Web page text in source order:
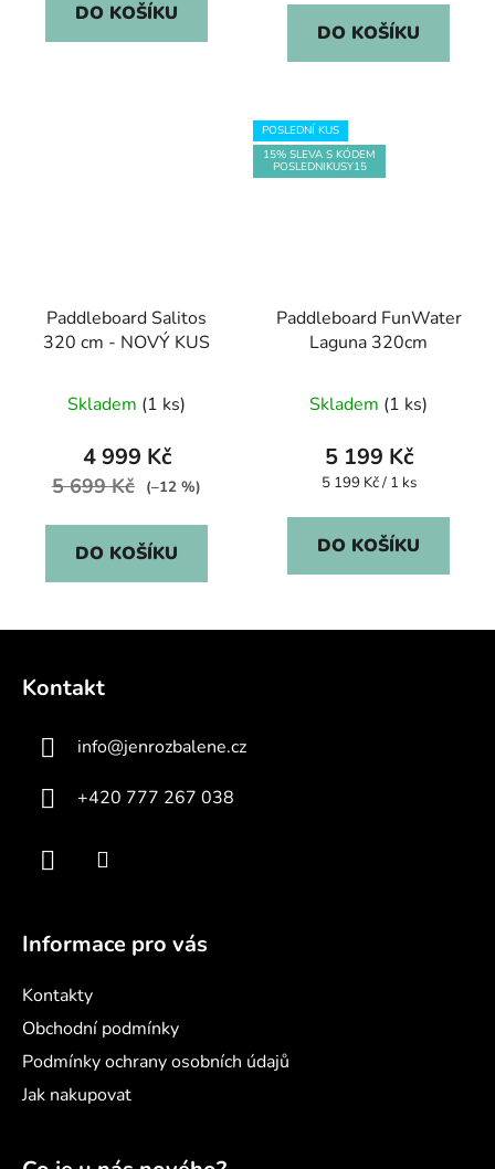
DO KOŠÍKU
DO KOŠÍKU
Paddleboard Salitos
320 cm - NOVÝ KUS
Skladem (1 ks)
4 999 Kč
5 699 Kč (–12 %)
DO KOŠÍKU
POSLEDNÍ KUS
15% SLEVA S KÓDEM
POSLEDNIKUSY15
Paddleboard FunWater
Laguna 320cm
Skladem (1 ks)
5 199 Kč
Měrná
5 199 Kč / 1 ks
DO KOŠÍKU
Kontakt
info@jenrozbalene.cz
+420 777 267 038
Informace pro vás
Kontakty
Obchodní podmínky
Podmínky ochrany osobních údajů
Jak nakupovat